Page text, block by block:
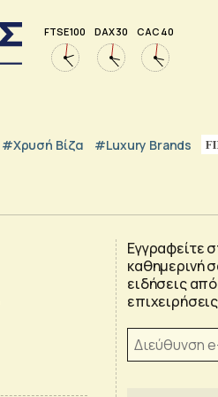
FTSE 100 DAX 30 CAC 40
#Χρυσή Βίζα #luxury Brands
Εγγραφείτε
καθημερινή
ειδήσεις